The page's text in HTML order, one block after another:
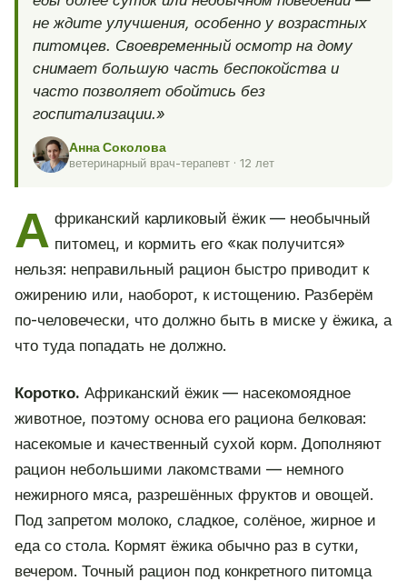
не ждите улучшения, особенно у возрастных
питомцев. Своевременный осмотр на дому
снимает большую часть беспокойства и
часто позволяет обойтись без
госпитализации.»
Анна Соколова
ветеринарный врач-терапевт · 12 лет
А фриканский карликовый ёжик — необычный
питомец, и кормить его «как получится»
нельзя: неправильный рацион быстро приводит к
ожирению или, наоборот, к истощению. Разберём
по-человечески, что должно быть в миске у ёжика, а
что туда попадать не должно.
Коротко. Африканский ёжик — насекомоядное
животное, поэтому основа его рациона белковая:
насекомые и качественный сухой корм. Дополняют
рацион небольшими лакомствами — немного
нежирного мяса, разрешённых фруктов и овощей.
Под запретом молоко, сладкое, солёное, жирное и
еда со стола. Кормят ёжика обычно раз в сутки,
вечером. Точный рацион под конкретного питомца